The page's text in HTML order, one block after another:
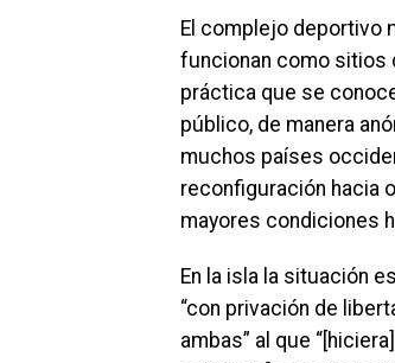
El complejo deportivo
funcionan como sitios
práctica que se
público, de manera
muchos países
reconfiguración hacia
mayores condiciones
En la isla la situación
“con privación de
ambas” al que